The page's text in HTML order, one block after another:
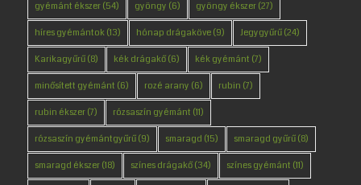
gyémánt ékszer(54) gyöngy (6) gyöngy ékszer(27)
híres gyémántok(13) hónap drágaköve(9) Jegygyűrű(24)
Karikagyűrű(8) kék drágakő(6) kék gyémánt (7)
minősített gyémánt (6) rozé arany (6) rubin (7)
rubin ékszer(7) rózsaszín gyémánt (11)
rózsaszín gyémántgyűrű(9) smaragd (15) smaragd gyűrű(8)
smaragd ékszer(18) színes drágakő(34) színes gyémánt (11)